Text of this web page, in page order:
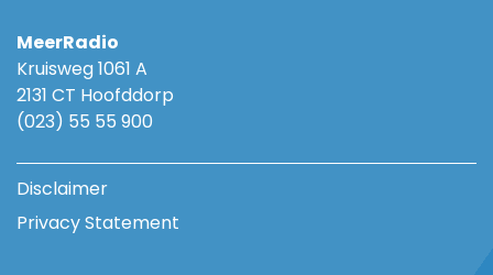
MeerRadio
Kruisweg 1061 A
2131 CT Hoofddorp
(023) 55 55 900
Disclaimer
Privacy Statement